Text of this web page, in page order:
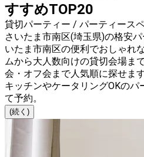
すすめTOP20
貸切パーティー / パーティース
さいたま市南区(埼玉県)の格安
いたま市南区の便利でおしゃれ
ムから大人数向けの貸切会場ま
会・オフ会まで人気順に探せま
キッチンやケータリングOKのパ
て予約。
(続く)